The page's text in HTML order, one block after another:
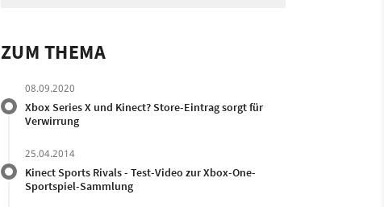
ZUM THEMA
08.09.2020
Xbox Series X und Kinect? Store-Eintrag sorgt für
Verwirrung
25.04.2014
Kinect Sports Rivals - Test-Video zur Xbox-One-
Sportspiel-Sammlung